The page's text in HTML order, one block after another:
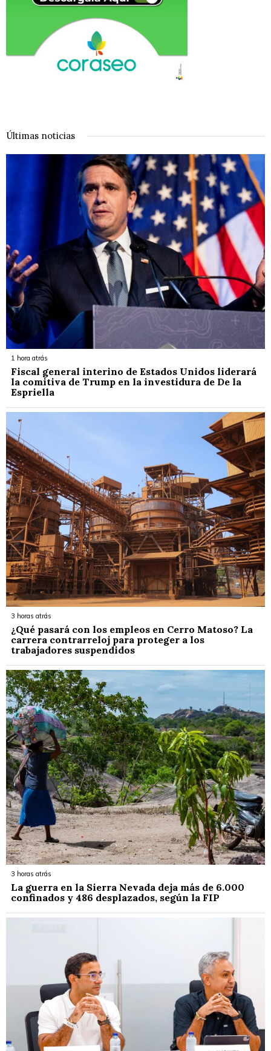
Últimas noticias
1 hora atrás
Fiscal general interino de Estados Unidos liderará
la comitiva de Trump en la investidura de De la
Espriella
3 horas atrás
¿Qué pasará con los empleos en Cerro Matoso? La
carrera contrarreloj para proteger a los
trabajadores suspendidos
3 horas atrás
La guerra en la Sierra Nevada deja más de 6.000
confinados y 486 desplazados, según la FIP